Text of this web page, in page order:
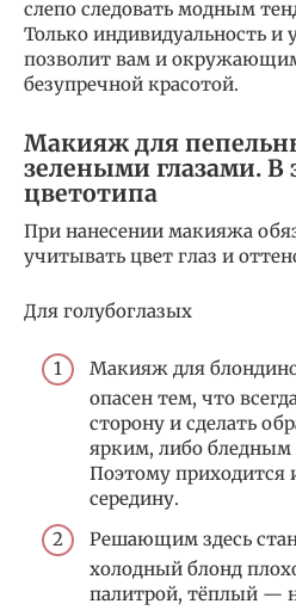
слепо следовать модным
Только индивидуальность и
позволит вам и
безупречной красотой.
Макияж для
зелеными глазами. В
цветотипа
При нанесении макияжа
учитывать цвет глаз и
Для голубоглазых
Макияж для
опасен тем, что
сторону и сделать
ярким, либо
Поэтому приходится
середину.
Решающим здесь
холодный блонд
палитрой, тёплый —